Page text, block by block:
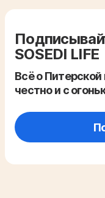
SOSEDI LIFE
Всё о
честно и с